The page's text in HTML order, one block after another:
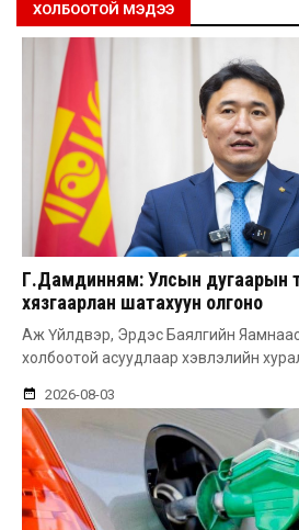
ХОЛБООТОЙ МЭДЭЭ
Г.Дамдинням: Улсын дугаарын
хязгаарлан шатахуун олгоно
Аж Үйлдвэр, Эрдэс Баялгийн
холбоотой асуудлаар хэвлэлийн
2026-08-03